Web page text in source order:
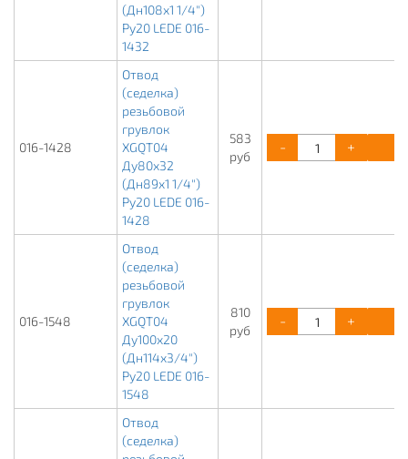
(Дн108х1 1/4")
Ру20 LEDE 016-
1432
016-1428
Отвод
(седелка)
резьбовой
грувлок
XGQT04
Ду80х32
(Дн89х1 1/4")
Ру20 LEDE 016-
1428
583
руб
- +
016-1548
Отвод
(седелка)
резьбовой
грувлок
XGQT04
Ду100х20
(Дн114х3/4")
Ру20 LEDE 016-
1548
810
руб
- +
Отвод
(седелка)